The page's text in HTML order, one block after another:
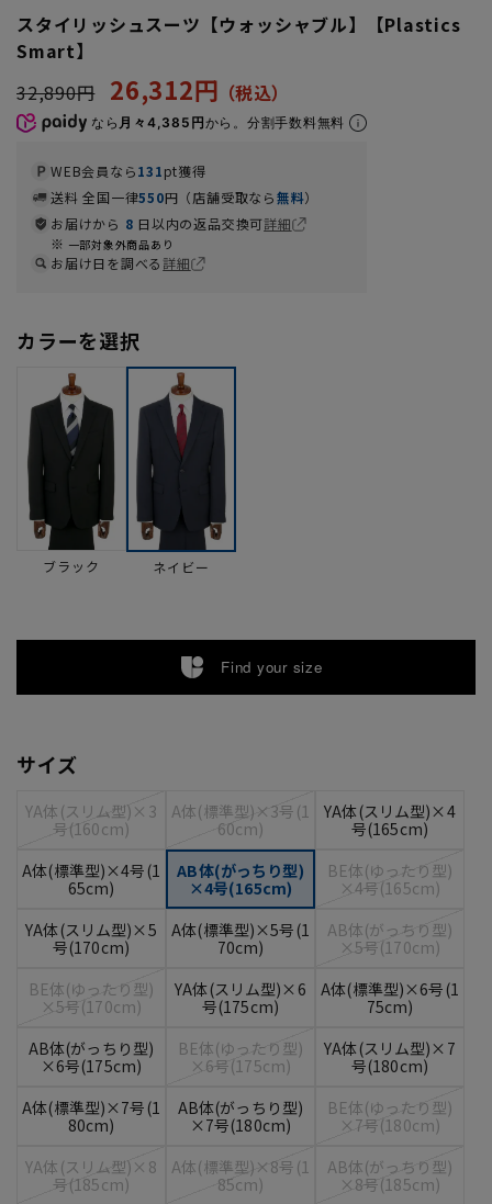
スタイリッシュスーツ【ウォッシャブル】【Plastics
Smart】
32,890円
26,312円
なら 月々4,385円から。分割手数料無料
WEB会員なら131pt獲得
送料 全国一律550円（店舗受取なら無料）
お届けから 8 日以内の返品交換可詳細
一部対象外商品あり
お届け日を調べる詳細
カラーを選択
ブラック ネイビー
Find your size
サイズ
YA体(スリム型)×3
号(160cm)
A体(標準型)×3号(1
60cm)
YA体(スリム型)×4
号(165cm)
A体(標準型)×4号(1
65cm)
AB体(がっちり型)
×4号(165cm)
BE体(ゆったり型)
×4号(165cm)
YA体(スリム型)×5
号(170cm)
A体(標準型)×5号(1
70cm)
AB体(がっちり型)
×5号(170cm)
BE体(ゆったり型)
×5号(170cm)
YA体(スリム型)×6
号(175cm)
A体(標準型)×6号(1
75cm)
AB体(がっちり型)
×6号(175cm)
BE体(ゆったり型)
×6号(175cm)
YA体(スリム型)×7
号(180cm)
A体(標準型)×7号(1
80cm)
AB体(がっちり型)
×7号(180cm)
BE体(ゆったり型)
×7号(180cm)
YA体(スリム型)×8
号(185cm)
A体(標準型)×8号(1
85cm)
AB体(がっちり型)
×8号(185cm)